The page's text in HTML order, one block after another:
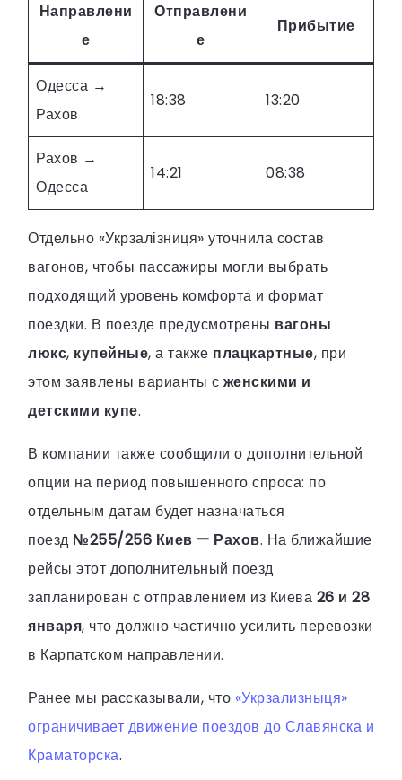
Направлени
е
Отправлени
е
Прибытие
Одесса →
Рахов
18:38 13:20
Рахов →
Одесса
14:21 08:38
Отдельно «Укрзалізниця» уточнила состав
вагонов, чтобы пассажиры могли выбрать
подходящий уровень комфорта и формат
поездки. В поезде предусмотрены вагоны
люкс, купейные, а также плацкартные, при
этом заявлены варианты с женскими и
детскими купе.
В компании также сообщили о дополнительной
опции на период повышенного спроса: по
отдельным датам будет назначаться
поезд №255/256 Киев — Рахов. На ближайшие
рейсы этот дополнительный поезд
запланирован с отправлением из Киева 26 и 28
января, что должно частично усилить перевозки
в Карпатском направлении.
Ранее мы рассказывали, что «Укрзализныця»
ограничивает движение поездов до Славянска и
Краматорска.